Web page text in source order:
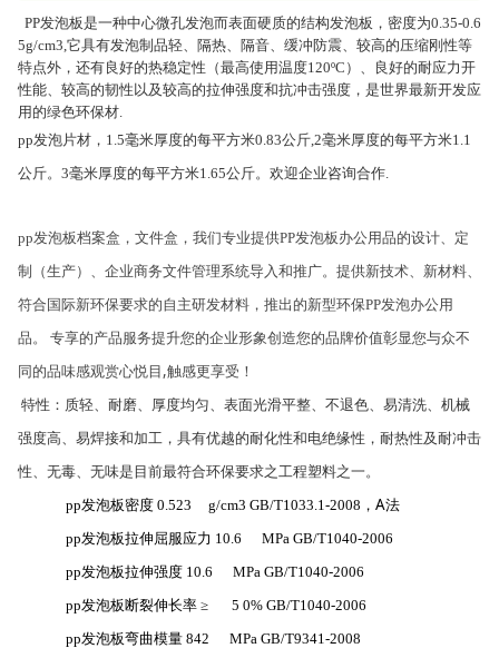
PP发泡板是一种中心微孔发泡而表面硬质的结构发泡板，密度为0.35-0.6
5g/cm3,它具有发泡制品轻、隔热、隔音、缓冲防震、较高的压缩刚性等
特点外，还有良好的热稳定性（最高使用温度120ºC ）、良好的耐应力开
性能、较高的韧性以及较高的拉伸强度和抗冲击强度，是世界最新开发应
用的绿色环保材.
pp发泡片材，1.5毫米厚度的每平方米0.83公斤,2毫米厚度的每平方米1.1
公斤。3毫米厚度的每平方米1.65公斤。欢迎企业咨询合作.
pp发泡板档案盒，文件盒，我们专业提供PP发泡板办公用品的设计、定
制（生产）、企业商务文件管理系统导入和推广。提供新技术、新材料、
符合国际新环保要求的自主研发材料，推出的新型环保PP发泡办公用
品。 专享的产品服务提升您的企业形象创造您的品牌价值彰显您与众不
同的品味感观赏心悦目 ,触感更享受！
特性：质轻、 耐磨、 厚度均匀、表面光滑平整、不退色、易清洗、机械
强度高、易焊接和加工，具有优越的耐化性和电绝缘性，耐热性及耐冲击
性、无毒、无味是目前最符合环保要求之工程塑料之一。
pp发泡板密度 0.523 g/cm3 GB/T1033.1-2008 ，A法
pp发泡板拉伸屈服应力 10.6 MPa GB/T1040-2006
pp发泡板拉伸强度 10.6 MPa GB/T1040-2006
pp发泡板断裂伸长率 ≥ 5 0% GB/T1040-2006
pp发泡板弯曲模量 842 MPa GB/T9341-2008